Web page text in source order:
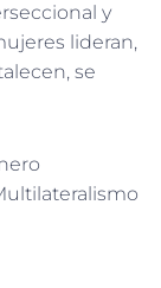
y
lideran,
se